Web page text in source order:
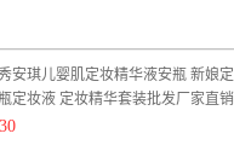
安琪儿婴肌定妆精华液安瓶 新娘定
定妆液 定妆精华套装批发厂家直销
货预售订货款